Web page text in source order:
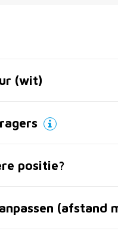
(wit)
positie?
(afstand